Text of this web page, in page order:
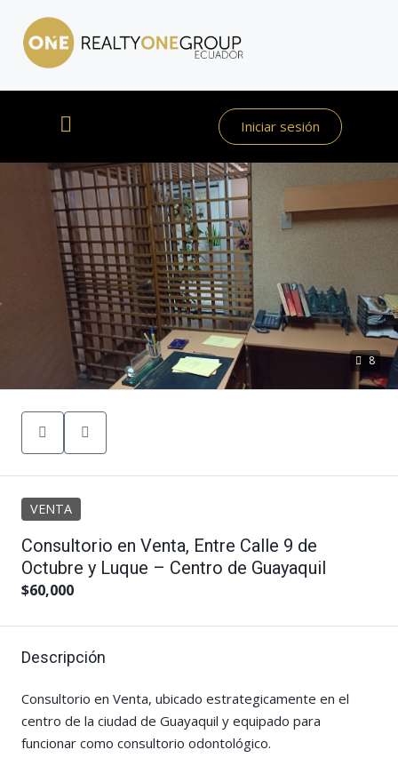
Iniciar sesión
8
VENTA
Consultorio en Venta, Entre Calle 9 de
Octubre y Luque – Centro de Guayaquil
$60,000
Descripción
Consultorio en Venta, ubicado estrategicamente en el
centro de la ciudad de Guayaquil y equipado para
funcionar como consultorio odontológico.